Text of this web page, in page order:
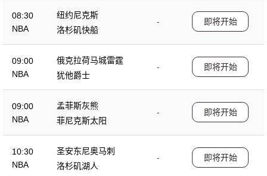
08:30
NBA
纽约尼克斯
-
洛杉矶快船
即将开始
09:00
NBA
俄克拉荷马城雷霆
-
犹他爵士
即将开始
09:00
NBA
孟菲斯灰熊
-
菲尼克斯太阳
即将开始
10:30
NBA
圣安东尼奥马刺
-
洛杉矶湖人
即将开始